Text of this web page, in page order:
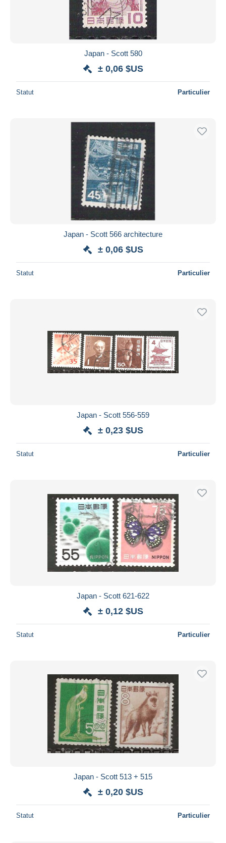
Japan - Scott 580
± 0,06 $US
Statut Particulier
Japan - Scott 566 architecture
± 0,06 $US
Statut Particulier
Japan - Scott 556-559
± 0,23 $US
Statut Particulier
Japan - Scott 621-622
± 0,12 $US
Statut Particulier
Japan - Scott 513 + 515
± 0,20 $US
Statut Particulier